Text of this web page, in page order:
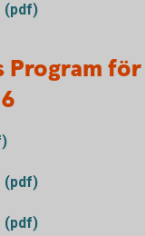
(pdf)
Program
(pdf)
(pdf)